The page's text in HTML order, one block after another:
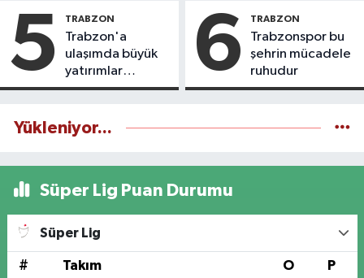
5 TRABZON
Trabzon'a
ulaşımda büyük
yatırımlar
yapılıyor
6 TRABZON
Trabzonspor bu
şehrin mücadele
ruhudur
Yükleniyor...
Süper Lig Puan Durumu
Süper Lig
# Takım O P